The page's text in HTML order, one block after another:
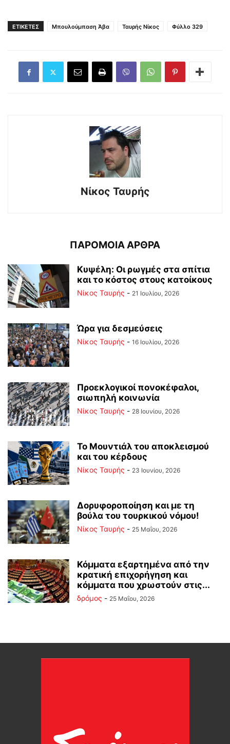
ΕΤΙΚΕΤΕΣ Μπουλούμπαση Άβα Ταυρής Νίκος Φύλλο 329
Νίκος Ταυρής
ΠΑΡΟΜΟΙΑ ΑΡΘΡΑ
Κυψέλη: Οι ρωγμές στα σπίτια
και το κόστος στους κατοίκους
Νίκος Ταυρής - 21 Ιουλίου, 2026
Ώρα για δεσμεύσεις
Νίκος Ταυρής - 16 Ιουλίου, 2026
Προεκλογικοί πονοκέφαλοι,
σιωπηλή κοινωνία
Νίκος Ταυρής - 28 Ιουνίου, 2026
Το Μουντιάλ του αποκλεισμού
και του κέρδους
Νίκος Ταυρής - 23 Ιουνίου, 2026
Δορυφοροποίηση και με τη
βούλα του τουρκικού νόμου!
Νίκος Ταυρής - 25 Μαΐου, 2026
Κόμματα εξαρτημένα από την
κρατική επιχορήγηση και
κόμματα που χρωστούν στις...
δρόμος - 25 Μαΐου, 2026